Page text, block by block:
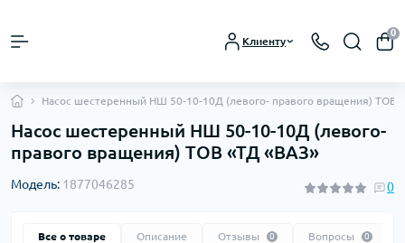
Клиенту
0
Насос шестеренный НШ 50-10-10Д (левого- правого вращения) ТОВ
Насос шестеренный НШ 50-10-10Д (левого-
правого вращения) ТОВ «ТД «ВАЗ»
Модель: 1877046285 0
Все о товаре Описание Отзывы 0 Вопросы 0